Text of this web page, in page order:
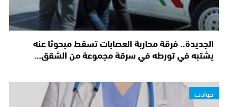
الجديدة.. فرقة محاربة العصابات تسقط مبحوثا عنه
يشتبه في تورطه في سرقة مجموعة من الشقق…
حوادث